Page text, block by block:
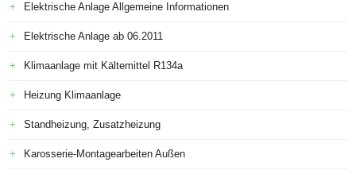
Elektrische Anlage Allgemeine Informationen
Elektrische Anlage ab 06.2011
Klimaanlage mit Kältemittel R134a
Heizung Klimaanlage
Standheizung, Zusatzheizung
Karosserie-Montagearbeiten Außen